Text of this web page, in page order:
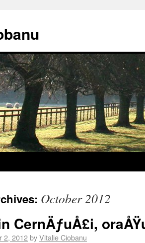
October 2012
CernÄƒuÅ£i,
2, 2012byVitalie Ciobanu